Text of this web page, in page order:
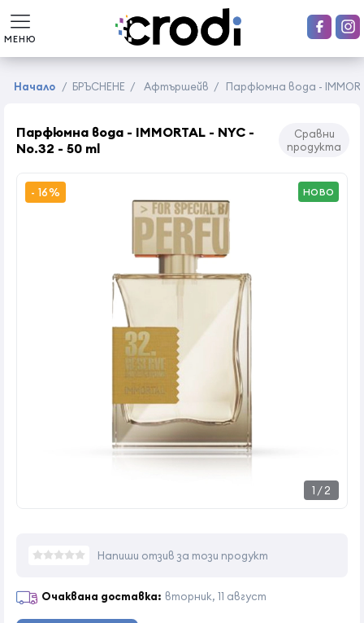
МЕНЮ
Начало / БРЪСНЕНЕ / Афтършейв / Парфюмна вода -
Парфюмна вода - IMMORTAL - NYC -
No.32 - 50 ml
Сравни
продукта
1 /2
- 16% НОВО
Напиши отзив за този продукт
Очаквана доставка: вторник, 11 август